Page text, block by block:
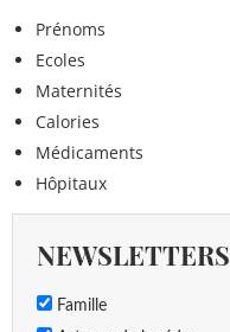
Prénoms
Ecoles
Maternités
Calories
Médicaments
Hôpitaux
NEWSLETTERS
Famille